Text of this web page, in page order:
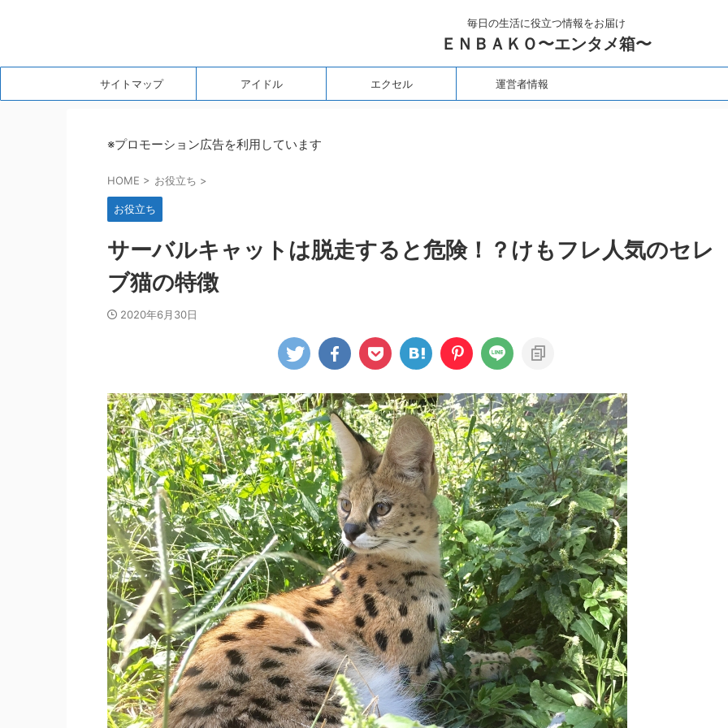
毎日の生活に役立つ情報をお届け
ＥＮＢＡＫＯ〜エンタメ箱〜
サイトマップ アイドル エクセル 運営者情報
※プロモーション広告を利用しています
HOME > お役立ち >
お役立ち
サーバルキャットは脱走すると危険！？けもフレ人気のセレ
ブ猫の特徴
2020年6月30日